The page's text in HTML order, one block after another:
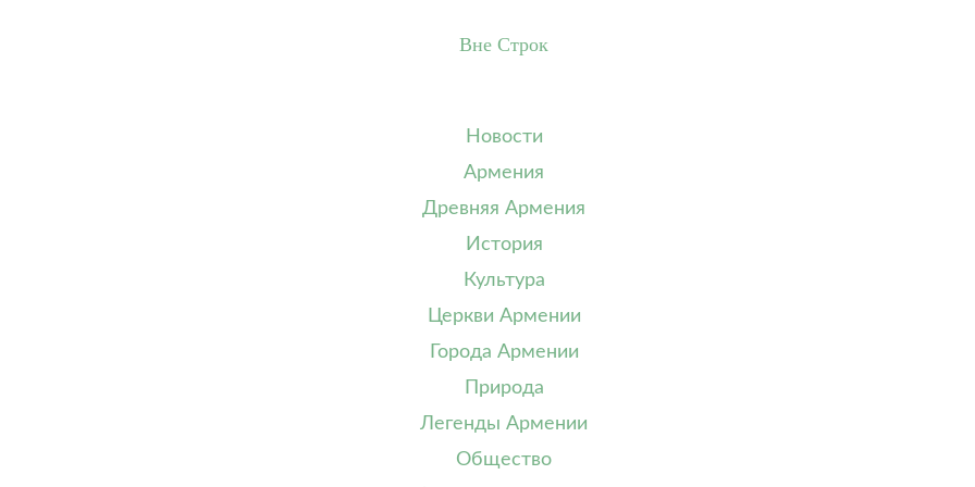
Вне Строк
Новости
Армения
Древняя Армения
История
Культура
Церкви Армении
Города Армении
Природа
Легенды Армении
Общество